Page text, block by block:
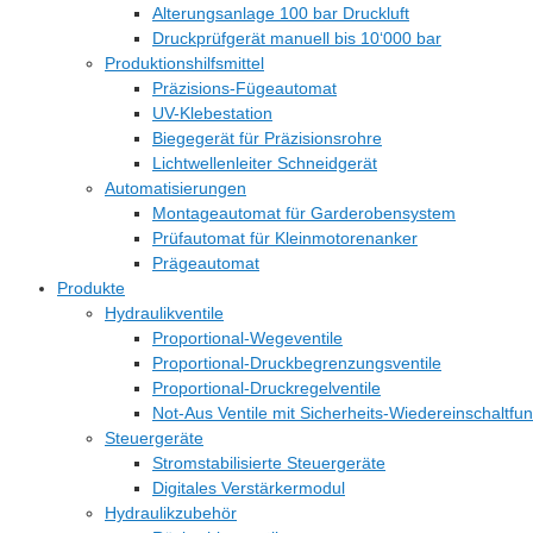
Alterungsanlage 100 bar Druckluft
Druckprüfgerät manuell bis 10‘000 bar
Produktionshilfsmittel
Präzisions-Fügeautomat
UV-Klebestation
Biegegerät für Präzisionsrohre
Lichtwellenleiter Schneidgerät
Automatisierungen
Montageautomat für Garderobensystem
Prüfautomat für Kleinmotorenanker
Prägeautomat
Produkte
Hydraulikventile
Proportional-Wegeventile
Proportional-Druckbegrenzungsventile
Proportional-Druckregelventile
Not-Aus Ventile mit Sicherheits-
Steuergeräte
Stromstabilisierte Steuergeräte
Digitales Verstärkermodul
Hydraulikzubehör